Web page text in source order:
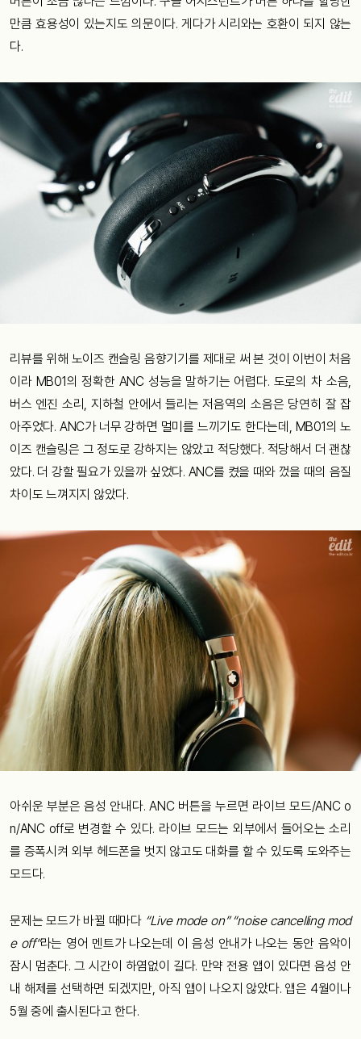
만큼 효용성이 있는지도 의문이다. 게다가 시리와는 호환이 되지 않는
다.
리뷰를 위해 노이즈 캔슬링 음향기기를 제대로 써 본 것이 이번이 처음
이라 MB01의 정확한 ANC 성능을 말하기는 어렵다. 도로의 차 소음,
버스 엔진 소리, 지하철 안에서 들리는 저음역의 소음은 당연히 잘 잡
아주었다. ANC가 너무 강하면 멀미를 느끼기도 한다는데, MB01의 노
이즈 캔슬링은 그 정도로 강하지는 않았고 적당했다. 적당해서 더 괜찮
았다. 더 강할 필요가 있을까 싶었다. ANC를 켰을 때와 껐을 때의 음질
차이도 느껴지지 않았다.
아쉬운 부분은 음성 안내다. ANC 버튼을 누르면 라이브 모드/ANC o
n/ANC off로 변경할 수 있다. 라이브 모드는 외부에서 들어오는 소리
를 증폭시켜 외부 헤드폰을 벗지 않고도 대화를 할 수 있도록 도와주는
모드다.
문제는 모드가 바뀔 때마다 “Live mode on” “noise cancelling mod
e off”라는 영어 멘트가 나오는데 이 음성 안내가 나오는 동안 음악이
잠시 멈춘다. 그 시간이 하염없이 길다. 만약 전용 앱이 있다면 음성 안
내 해제를 선택하면 되겠지만, 아직 앱이 나오지 않았다. 앱은 4월이나
5월 중에 출시된다고 한다.